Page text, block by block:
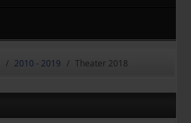
2010 - 2019 Theater 2018